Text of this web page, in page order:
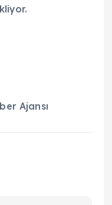
Ajansı